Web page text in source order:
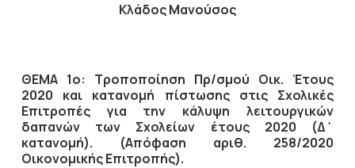
Κλάδος Μανούσος
ΘΕΜΑ 1ο: Τροποποίηση Πρ/σμού Οικ. Έτους
2020 και κατανομή πίστωσης στις Σχολικές
Επιτροπές για την κάλυψη λειτουργικών
δαπανών των Σχολείων έτους 2020 (Δ΄
κατανομή). (Απόφαση αριθ. 258/2020
Οικονομικής Επιτροπής).